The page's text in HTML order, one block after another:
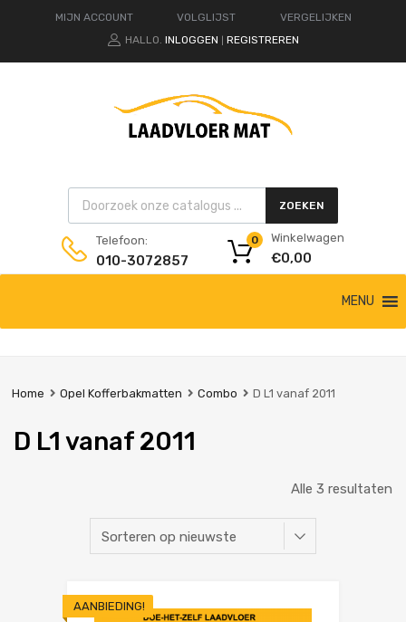
MIJN ACCOUNT VOLGLIJST
VERGELIJKEN
HALLO. INLOGGEN REGISTREREN
Products search ZOEKEN
Telefoon:
010-3072857
Winkelwagen
€0,00
0
de
MENU
Home Opel Kofferbakmatten Combo D L1 vanaf 2011
D L1 vanaf 2011
Alle 3 resultaten
AANBIEDING!